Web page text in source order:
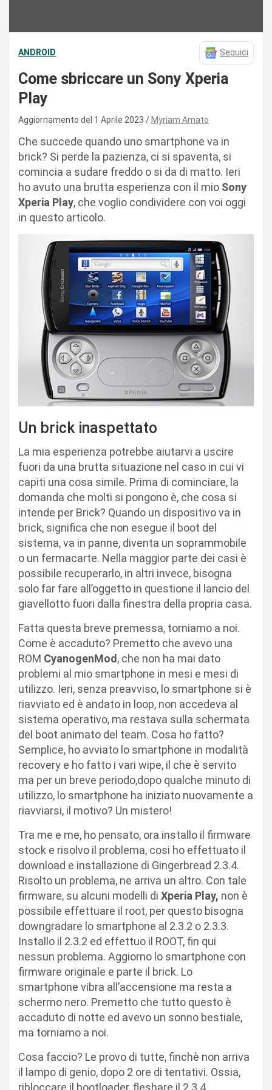
ANDROID Seguici
Come sbriccare un Sony Xperia
Play
Aggiornamento del 1 Aprile 2023 Myriam Amato
Che succede quando uno smartphone va in
brick? Si perde la pazienza, ci si spaventa, si
comincia a sudare freddo o si da di matto. Ieri
ho avuto una brutta esperienza con il mio Sony
Xperia Play, che voglio condividere con voi oggi
in questo articolo.
Un brick inaspettato
La mia esperienza potrebbe aiutarvi a uscire
fuori da una brutta situazione nel caso in cui vi
capiti una cosa simile. Prima di cominciare, la
domanda che molti si pongono è, che cosa si
intende per Brick? Quando un dispositivo va in
brick, significa che non esegue il boot del
sistema, va in panne, diventa un soprammobile
o un fermacarte. Nella maggior parte dei casi è
possibile recuperarlo, in altri invece, bisogna
solo far fare all’oggetto in questione il lancio del
giavellotto fuori dalla finestra della propria casa.
Fatta questa breve premessa, torniamo a noi.
Come è accaduto? Premetto che avevo una
ROM CyanogenMod, che non ha mai dato
problemi al mio smartphone in mesi e mesi di
utilizzo. Ieri, senza preavviso, lo smartphone si è
riavviato ed è andato in loop, non accedeva al
sistema operativo, ma restava sulla schermata
del boot animato del team. Cosa ho fatto?
Semplice, ho avviato lo smartphone in modalità
recovery e ho fatto i vari wipe, il che è servito
ma per un breve periodo,dopo qualche minuto di
utilizzo, lo smartphone ha iniziato nuovamente a
riavviarsi, il motivo? Un mistero!
Tra me e me, ho pensato, ora installo il firmware
stock e risolvo il problema, cosi ho effettuato il
download e installazione di Gingerbread 2.3.4.
Risolto un problema, ne arriva un altro. Con tale
firmware, su alcuni modelli di Xperia Play, non è
possibile effettuare il root, per questo bisogna
downgradare lo smartphone al 2.3.2 o 2.3.3.
Installo il 2.3.2 ed effettuo il ROOT, fin qui
nessun problema. Aggiorno lo smartphone con
firmware originale e parte il brick. Lo
smartphone vibra all’accensione ma resta a
schermo nero. Premetto che tutto questo è
accaduto di notte ed avevo un sonno bestiale,
ma torniamo a noi.
Cosa faccio? Le provo di tutte, finchè non arriva
il lampo di genio, dopo 2 ore di tentativi. Ossia,